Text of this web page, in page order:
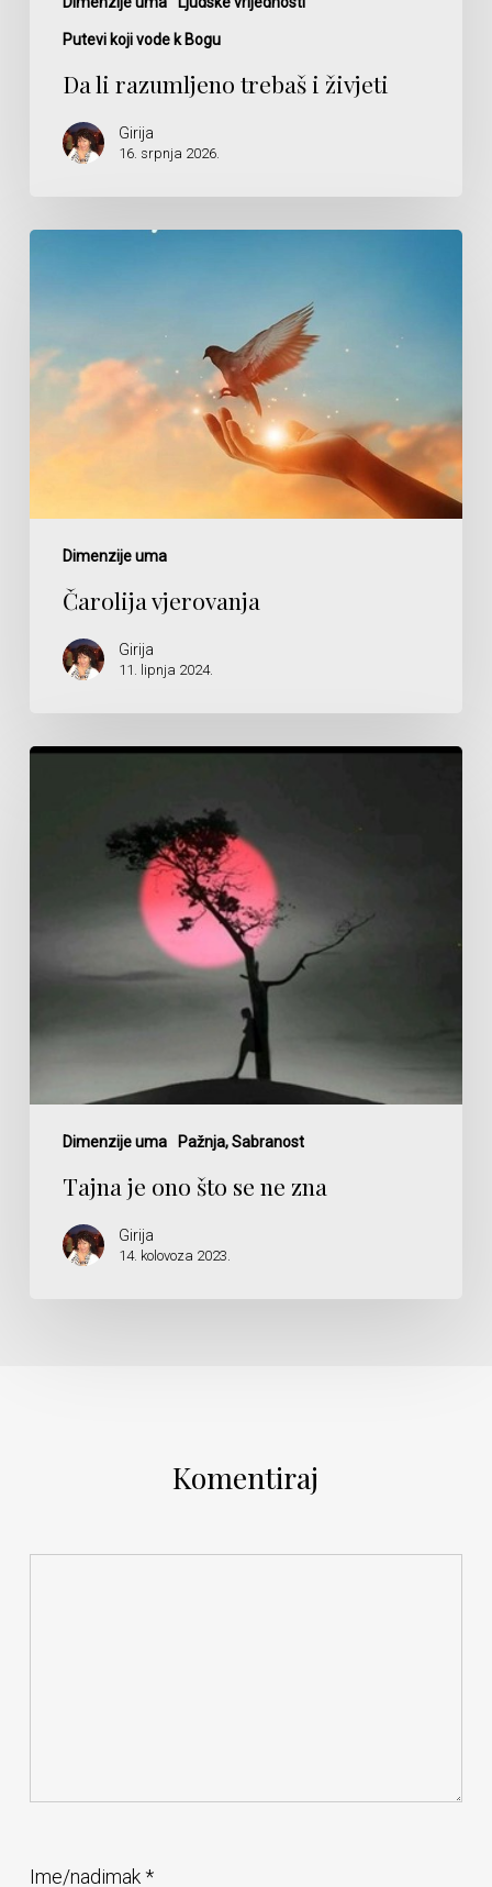
Putevi koji vode k Bogu
Da li razumljeno trebaš i živjeti
Girija
16. srpnja 2026.
Dimenzije uma
Čarolija
Čarolija vjerovanja
Girija
11. lipnja 2024.
Dimenzije uma Pažnja, Sabranost
Tajna
Tajna je ono što se ne zna
Girija
14. kolovoza 2023.
Komentiraj
Ime/nadimak*